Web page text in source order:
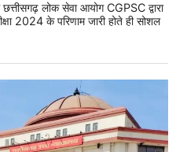
लोक सेवा आयोग CGPSC द्वारा
2024 के परिणाम जारी होते ही सोशल